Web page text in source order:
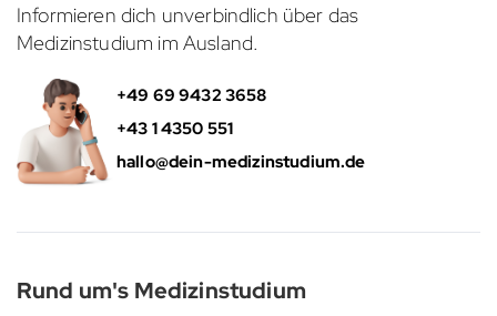
Informieren dich unverbindlich über das
Medizinstudium im Ausland.
+49 69 9432 3658
+43 1 4350 551
hallo@dein-medizinstudium.de
Rund um's Medizinstudium